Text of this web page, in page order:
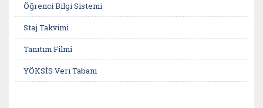
Öğrenci Bilgi Sistemi
Staj Takvimi
Tanıtım Filmi
YÖKSİS Veri Tabanı